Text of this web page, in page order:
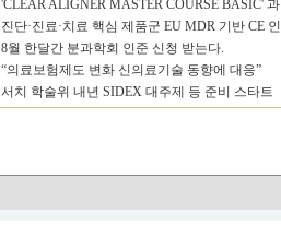
'CLEAR ALIGNER MASTER COURSE BASIC'
진단·진료·치료 핵심 제품군 EU MDR 기반 CE
8월 한달간 분과학회 인준 신청 받는다.
“의료보험제도 변화 신의료기술 동향에 대응”
서치 학술위 내년 SIDEX 대주제 등 준비 스타트